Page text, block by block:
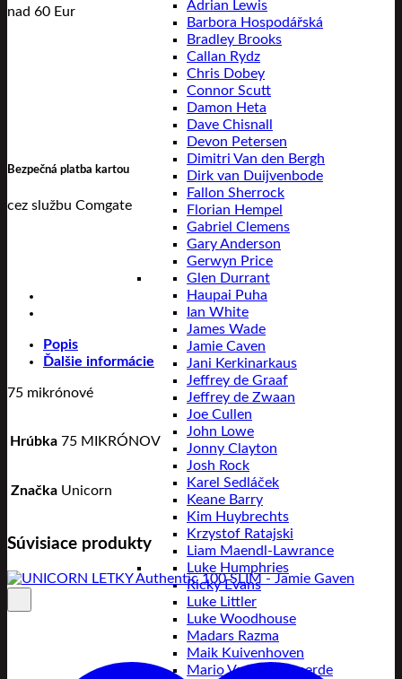
Adrian Lewis
Barbora Hospodářská
Bradley Brooks
Callan Rydz
Chris Dobey
Connor Scutt
Damon Heta
Dave Chisnall
Devon Petersen
Dimitri Van den Bergh
Dirk van Duijvenbode
Fallon Sherrock
Florian Hempel
Gabriel Clemens
Gary Anderson
Gerwyn Price
Glen Durrant
Haupai Puha
Ian White
James Wade
Jamie Caven
Jani Kerkinarkaus
Jeffrey de Graaf
Jeffrey de Zwaan
Joe Cullen
John Lowe
Jonny Clayton
Josh Rock
Karel Sedláček
Keane Barry
Kim Huybrechts
Krzystof Ratajski
Liam Maendl-Lawrance
Luke Humphries
Ricky Evans
Luke Littler
Luke Woodhouse
Madars Razma
Maik Kuivenhoven
Mario Vandenbogaerde
nad 60 Eur
Bezpečná platba kartou
cez službu Comgate
Popis
Ďalšie informácie
75 mikrónové
Hrúbka 75 MIKRÓNOV
Značka Unicorn
Súvisiace produkty